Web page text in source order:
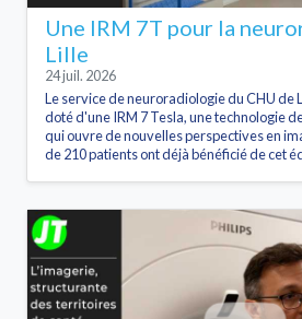
Une IRM 7T pour la
Lille
24 juil. 2026
Le service de neuroradiologie du CHU de
doté d'une IRM 7 Tesla, une technologie
qui ouvre de nouvelles perspectives en
de 210 patients ont déjà bénéficié de cet